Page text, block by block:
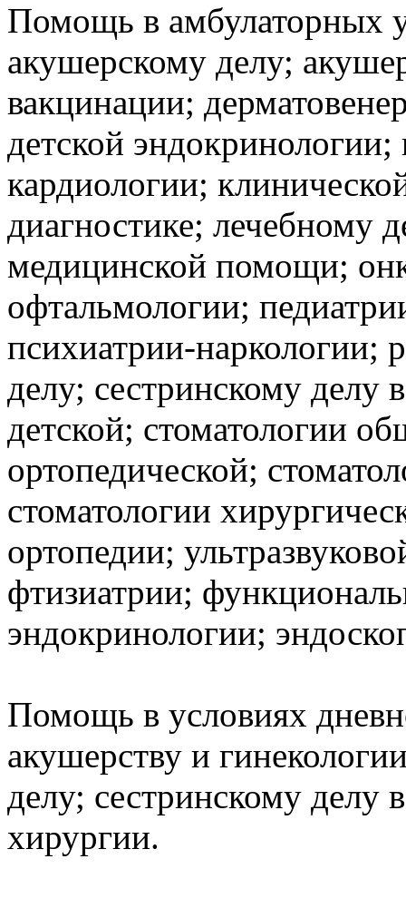
Помощь в амбулаторных
акушерскому делу;
вакцинации;
детской
кардиологии;
диагностике; лечебному
медицинской помощи;
офтальмологии;
психиатрии-наркологии;
делу; сестринскому делу
детской; стоматологии
ортопедической;
стоматологии
ортопедии;
фтизиатрии;
эндокринологии;
Помощь в условиях
акушерству и
делу; сестринскому делу
хирургии.